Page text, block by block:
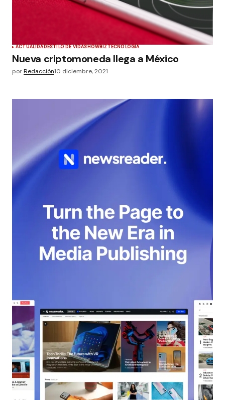
ACTUALIDADESTILO DE VIDASHOWBIZTECNOLOGÍA
Nueva criptomoneda llega a México
porRedacción10 diciembre, 2021